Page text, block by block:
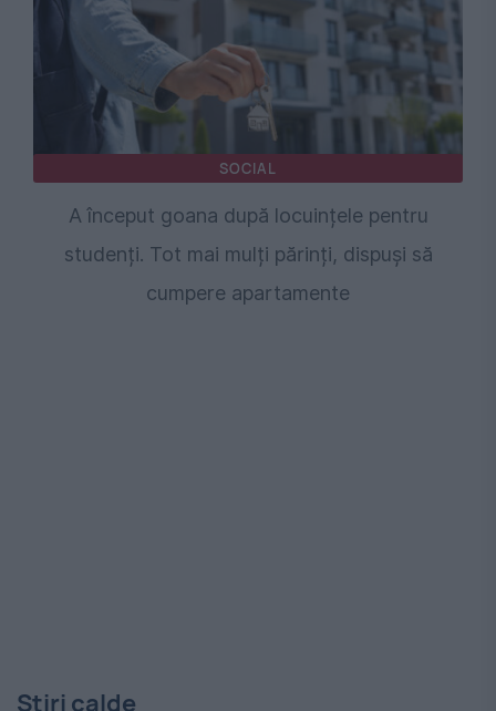
SOCIAL
A început goana după locuințele pentru
studenți. Tot mai mulți părinți, dispuși să
cumpere apartamente
Stiri calde